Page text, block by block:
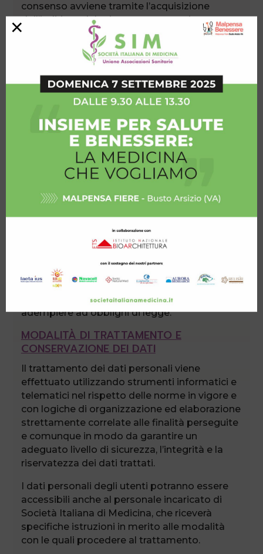
consenso avviene tramite l’acquisizione
dell’indirizzo del mittente, necessario per
rispondere alle richieste, quale
comportamento concludente.
attività di profilazione dei dati dei propri
utenti.
PERIODO DI CONSERVAZIONE DEI DATI
I dati raccolti dal sito durante il suo
funzionamento sono conservati per il tempo
strettamente necessario a svolgere le attività
precisate. Alla scadenza i dati saranno
cancellati o anonimizzati,
a meno che non sussistano ulteriori finalità
per la conservazione degli stessi.
AMBITO DI COMUNICAZIONE E DIFFUSIONE
DEI DATI
I dati forniti non saranno comunicati all’estero,
se non previo esplicito consenso o per
adempiere ad obblighi di legge.
MODALITÀ DI TRATTAMENTO E
CONSERVAZIONE DEI DATI
Il trattamento dei dati personali viene
effettuato utilizzando strumenti informatici e
telematici nel rispetto delle norme in vigore e
con logiche di organizzazione ed elaborazione
strettamente correlate alle finalità perseguite
e comunque in modo da garantire un
adeguato livello di sicurezza, l’integrità e la
riservatezza dei dati trattati.
I dati personali degli utenti potranno essere
accessibili anche al personale incaricato di
Società Italiana di Medicina, che riceverà
specifiche istruzioni in merito alle modalità
con le quali procedere al trattamento.
×